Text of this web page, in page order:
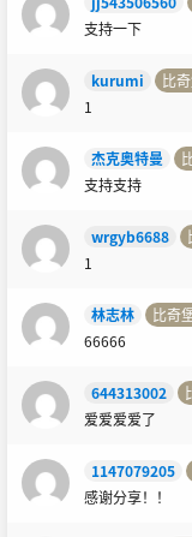
支持一下
kurumi 比
1
杰克奥特曼
支持支持
wrgyb6688
1
林志林 比奇
66666
644313002
爱爱爱爱了
1147079205
感谢分享！！